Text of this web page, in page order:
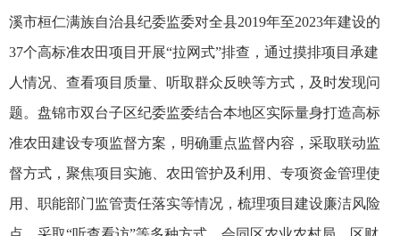
溪市桓仁满族自治县纪委监委对全县2019年至2023年建设的
37个高标准农田项目开展“拉网式”排查，通过摸排项目承建
人情况、查看项目质量、听取群众反映等方式，及时发现问
题。盘锦市双台子区纪委监委结合本地区实际量身打造高标
准农田建设专项监督方案，明确重点监督内容，采取联动监
督方式，聚焦项目实施、农田管护及利用、专项资金管理使
用、职能部门监管责任落实等情况，梳理项目建设廉洁风险